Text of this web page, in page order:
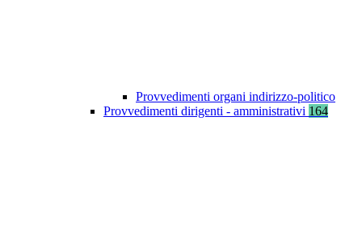
Provvedimenti organi indirizzo-politico
Provvedimenti dirigenti - amministrativi 164